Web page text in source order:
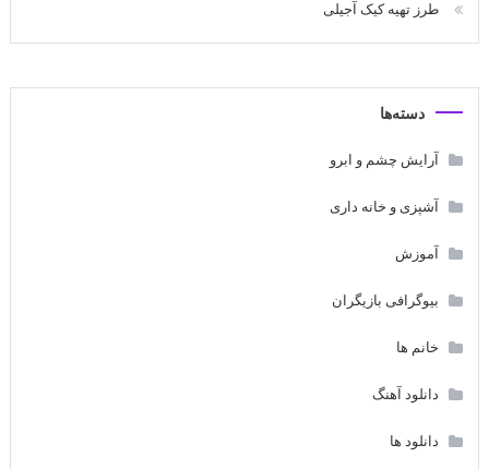
طرز تهیه کیک آجیلی
دسته‌ها
آرایش چشم و ابرو
آشپزی و خانه داری
آموزش
بیوگرافی بازیگران
خانم ها
دانلود آهنگ
دانلود ها